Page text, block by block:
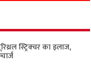
स्ट्रिक्चर का इलाज,